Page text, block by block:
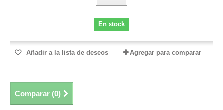
En stock
Añadir a la lista de deseos Agregar para comparar
Comparar (0)